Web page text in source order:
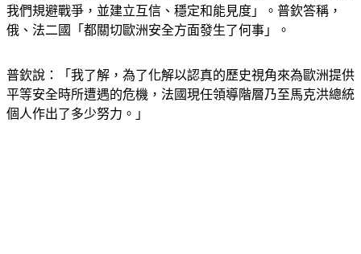
我們規避戰爭，並建立互信、穩定和能見度」。普欽答稱，
俄、法二國「都關切歐洲安全方面發生了何事」。
普欽說：「我了解，為了化解以認真的歷史視角來為歐洲提供
平等安全時所遭遇的危機，法國現任領導階層乃至馬克洪總統
個人作出了多少努力。」